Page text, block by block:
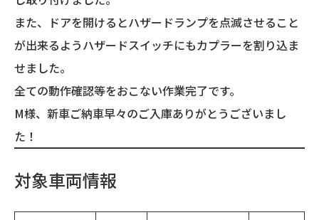
また、ドアを開けるとハザードランプを点滅させること
が出来るようハザードスイッチにもカプラーを割り込ま
せました。
全ての動作確認等をおこない作業完了です。
M様、新車ご納車早々のご入庫ありがとうございまし
た！
対象車両情報